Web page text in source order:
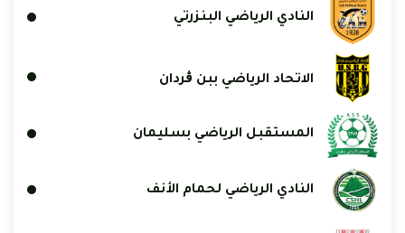
النادي الرياضي البنزرتي
الاتحاد الرياضي ببن ڨردان
المستقبل الرياضي بسليمان
النادي الرياضي لحمام الأنف